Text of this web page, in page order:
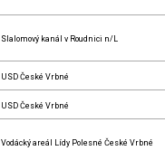
Slalomový kanál v Roudnici n/L
USD České Vrbné
USD České Vrbné
Vodácký areál Lídy Polesné České Vrbné